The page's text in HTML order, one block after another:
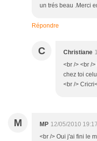
un trés beau .Merci
Répondre
C Christiane
<br /> <br /
chez toi
<br />
M MP 12/05/2010 19:17
<br /> Oui j'ai fini le